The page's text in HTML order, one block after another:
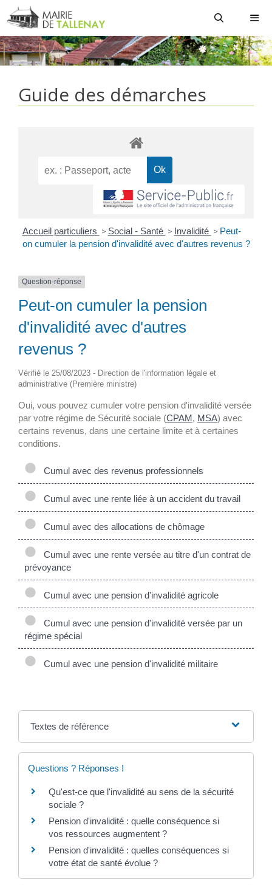
Aller
au
contenu
Guide des démarches
Accueil particuliers > Social - Santé > Invalidité > Peut-
on cumuler la pension d'invalidité avec d'autres revenus ?
Question-réponse
Peut-on cumuler la pension
d'invalidité avec d'autres
revenus ?
Vérifié le 25/08/2023 - Direction de l'information légale et
administrative (Première ministre)
Oui, vous pouvez cumuler votre pension d'invalidité versée
par votre régime de Sécurité sociale (CPAM, MSA) avec
certains revenus, dans une certaine limite et à certaines
conditions.
Cumul avec des revenus professionnels
Cumul avec une rente liée à un accident du travail
Cumul avec des allocations de chômage
Cumul avec une rente versée au titre d'un contrat de
prévoyance
Cumul avec une pension d'invalidité agricole
Cumul avec une pension d'invalidité versée par un
régime spécial
Cumul avec une pension d'invalidité militaire
Textes de référence
Questions ? Réponses !
Qu'est-ce que l'invalidité au sens de la sécurité
sociale ?
Pension d'invalidité : quelle conséquence si
vos ressources augmentent ?
Pension d'invalidité : quelles conséquences si
votre état de santé évolue ?